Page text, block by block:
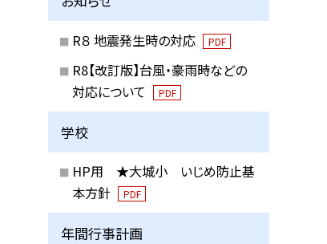
R８ 地震発生時の対応 PDF
R8【改訂版】台風・豪雨時などの
対応について
PDF
学校
HP用 ★大城小 いじめ防止基
本方針
PDF
年間行事計画